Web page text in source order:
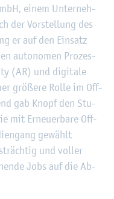
einem Un­ter­neh­
der Vor­stel­lung des
er auf den Ein­satz
au­to­no­men Pro­zes­
(AR) und di­gi­ta­le
grö­ße­re Rolle im Off­
gab Knopf den Stu­
mit Er­neu­er­ba­re Off­
ge­wählt
und vol­ler
Jobs auf die Ab­